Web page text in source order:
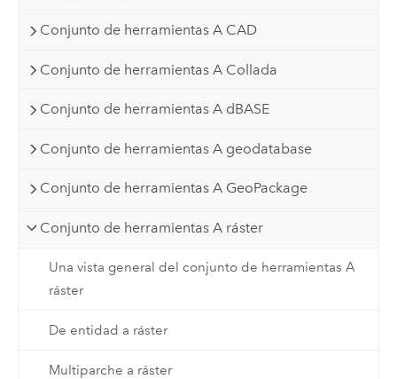
Conjunto de herramientas A CAD
Conjunto de herramientas A Collada
Conjunto de herramientas A dBASE
Conjunto de herramientas A geodatabase
Conjunto de herramientas A GeoPackage
Conjunto de herramientas A ráster
Una vista general del conjunto de herramientas A
ráster
De entidad a ráster
Multiparche a ráster